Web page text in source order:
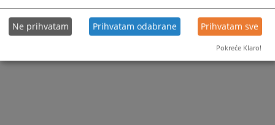
for
changing
for
changing
Ne prihvatam Prihvatam odabrane Prihvatam sve
Pokreće Klaro!